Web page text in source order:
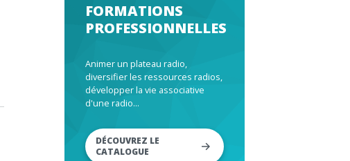
FORMATIONS
PROFESSIONNELLES
Animer un plateau radio,
diversifier les ressources radios,
développer la vie associative
d'une radio...
DÉCOUVREZ LE
CATALOGUE